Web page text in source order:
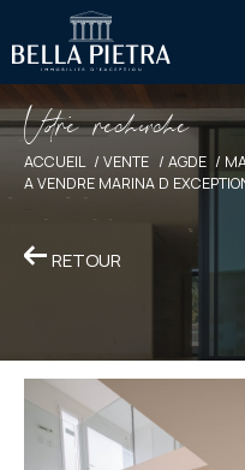
Vore recece
ACCUEIL VENTE AGDE
A VENDRE MARINA D
RETOUR